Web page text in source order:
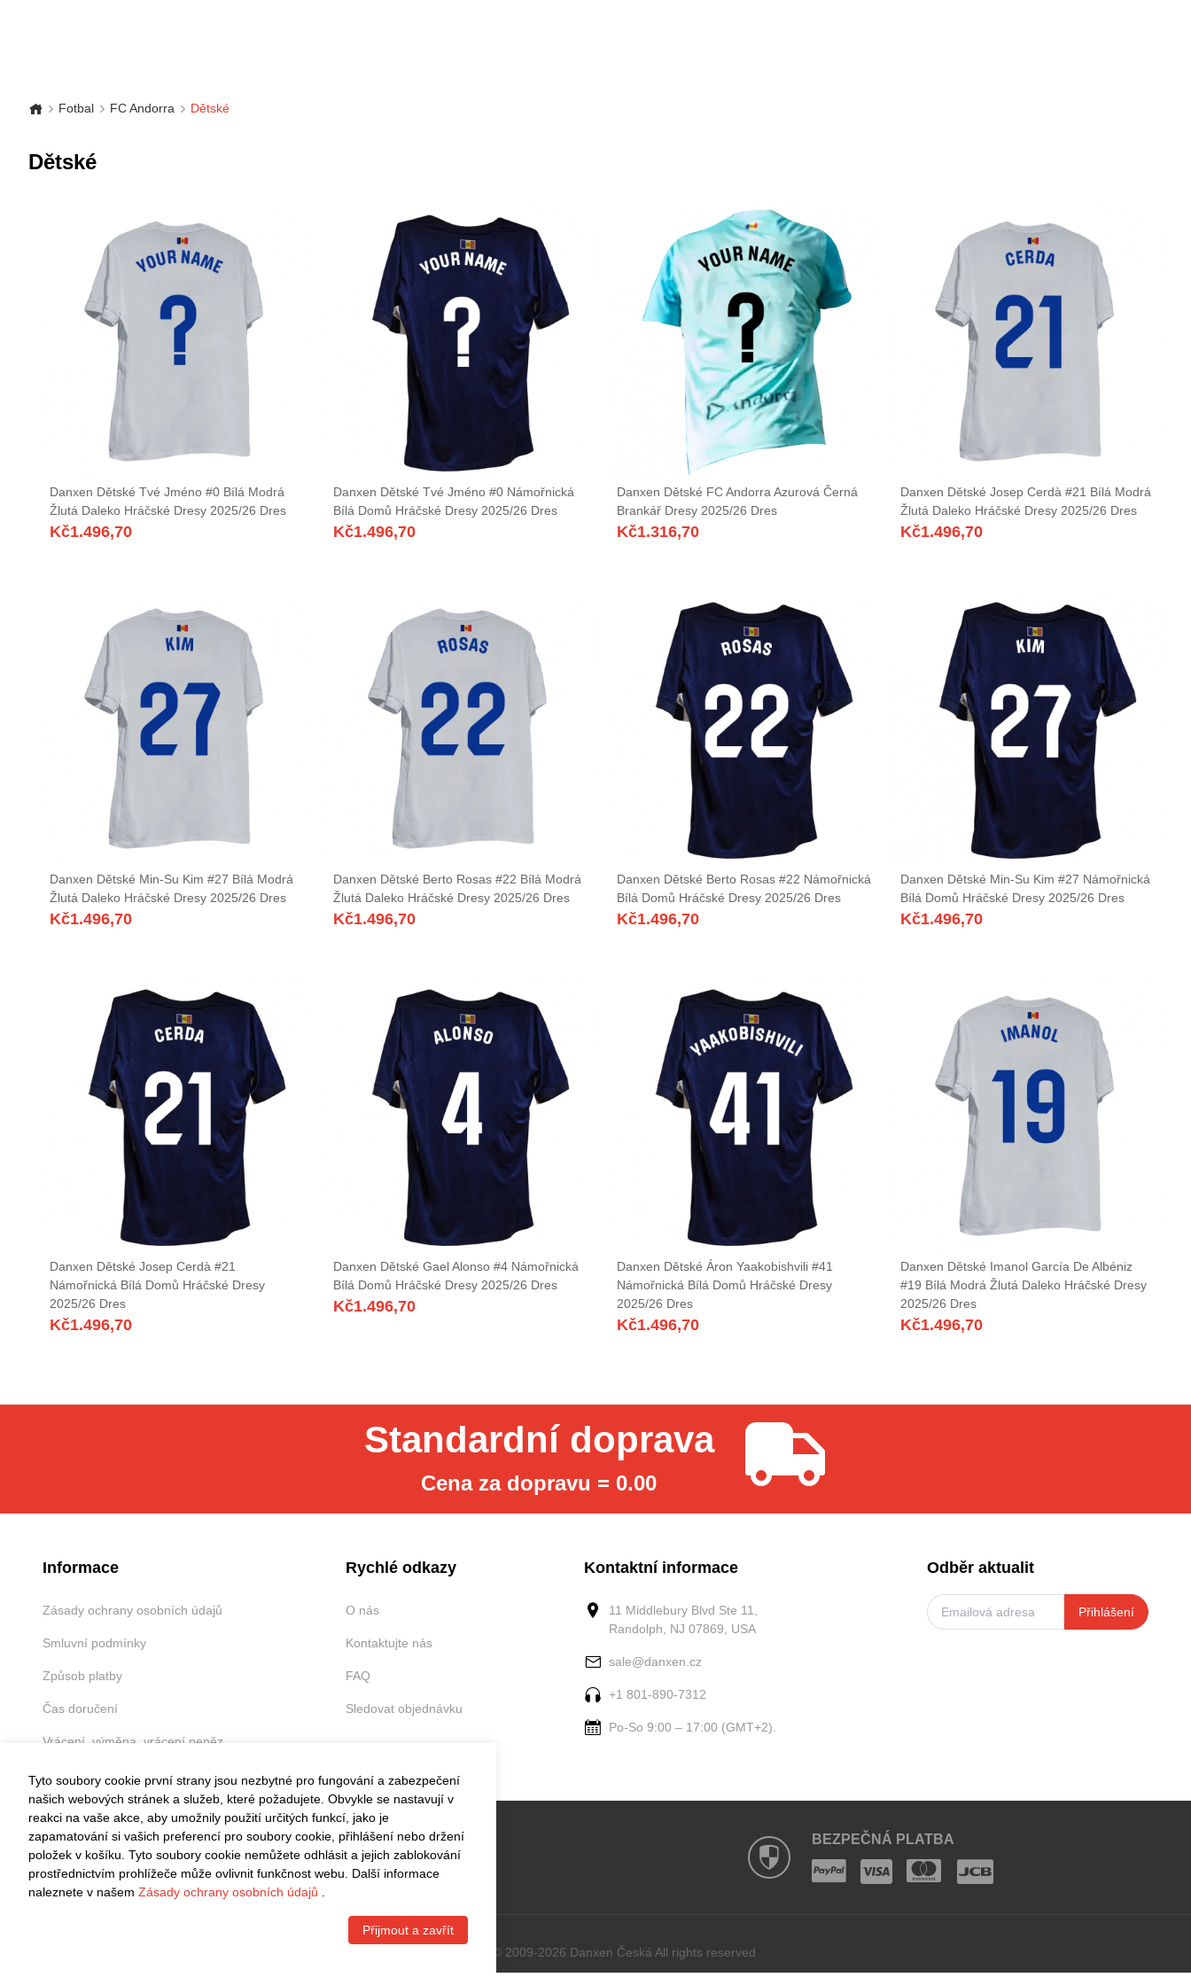
Fotbal FC Andorra Dětské
Dětské
Danxen Dětské Tvé Jméno #0 Bílá Modrá
Žlutá Daleko Hráčské Dresy 2025/26 Dres
Kč1.496,70
Danxen Dětské Tvé Jméno #0 Námořnická
Bílá Domů Hráčské Dresy 2025/26 Dres
Kč1.496,70
Danxen Dětské FC Andorra Azurová Černá
Brankář Dresy 2025/26 Dres
Kč1.316,70
Danxen Dětské Josep Cerdà #21 Bílá Modrá
Žlutá Daleko Hráčské Dresy 2025/26 Dres
Kč1.496,70
Danxen Dětské Min-Su Kim #27 Bílá Modrá
Žlutá Daleko Hráčské Dresy 2025/26 Dres
Kč1.496,70
Danxen Dětské Berto Rosas #22 Bílá Modrá
Žlutá Daleko Hráčské Dresy 2025/26 Dres
Kč1.496,70
Danxen Dětské Berto Rosas #22 Námořnická
Bílá Domů Hráčské Dresy 2025/26 Dres
Kč1.496,70
Danxen Dětské Min-Su Kim #27 Námořnická
Bílá Domů Hráčské Dresy 2025/26 Dres
Kč1.496,70
Danxen Dětské Josep Cerdà #21
Námořnická Bílá Domů Hráčské Dresy
2025/26 Dres
Kč1.496,70
Danxen Dětské Gael Alonso #4 Námořnická
Bílá Domů Hráčské Dresy 2025/26 Dres
Kč1.496,70
Danxen Dětské Áron Yaakobishvili #41
Námořnická Bílá Domů Hráčské Dresy
2025/26 Dres
Kč1.496,70
Danxen Dětské Imanol García De Albéniz
#19 Bílá Modrá Žlutá Daleko Hráčské Dresy
2025/26 Dres
Kč1.496,70
Standardní doprava
Cena za dopravu = 0.00
Informace
Zásady ochrany osobních údajů
Smluvní podmínky
Způsob platby
Čas doručení
Vrácení, výměna, vrácení peněz
Rychlé odkazy
O nás
Kontaktujte nás
FAQ
Sledovat objednávku
Kontaktní informace
11 Middlebury Blvd Ste 11,
Randolph, NJ 07869, USA
sale@danxen.cz
+1 801-890-7312
Po-So 9:00 – 17:00 (GMT+2).
Odběr aktualit
Přihlášení
VRÁCENÍ ZDARMA
Snadné vrácení do 30 dnů
BEZPEČNÁ PLATBA
Copyright © 2009-2026 Danxen Česká All rights reserved
Tyto soubory cookie první strany jsou nezbytné pro fungování a zabezpečení
našich webových stránek a služeb, které požadujete. Obvykle se nastavují v
reakci na vaše akce, aby umožnily použití určitých funkcí, jako je
zapamatování si vašich preferencí pro soubory cookie, přihlášení nebo držení
položek v košíku. Tyto soubory cookie nemůžete odhlásit a jejich zablokování
prostřednictvím prohlížeče může ovlivnit funkčnost webu. Další informace
naleznete v našem Zásady ochrany osobních údajů
Přijmout a zavřít